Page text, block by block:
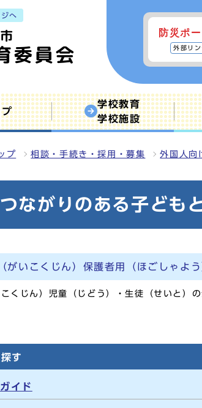
へ
防災ポ
外部リン
プ
学校教育
学校施設
プ 相談・手続き・採用・募集 外国人向
ながりのある子ども
がいこくじん）保護者用（ほごしゃよ
くじん）児童（じどう）・生徒（せいと）
す
イド